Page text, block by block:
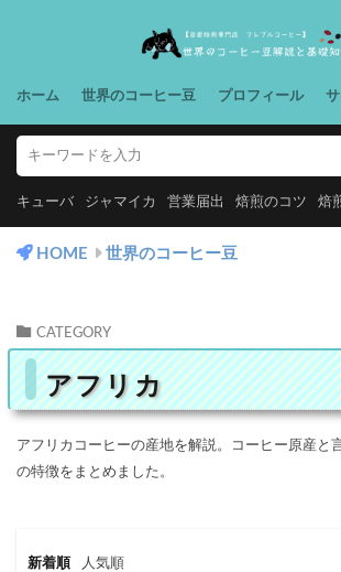
ホーム 世界のコーヒー豆 プロフィール
キューバ ジャマイカ 営業届出 焙煎のコツ 焙
HOME 世界のコーヒー豆
CATEGORY
アフリカ
アフリカコーヒーの産地を解説。コーヒー原産と
の特徴をまとめました。
新着順 人気順